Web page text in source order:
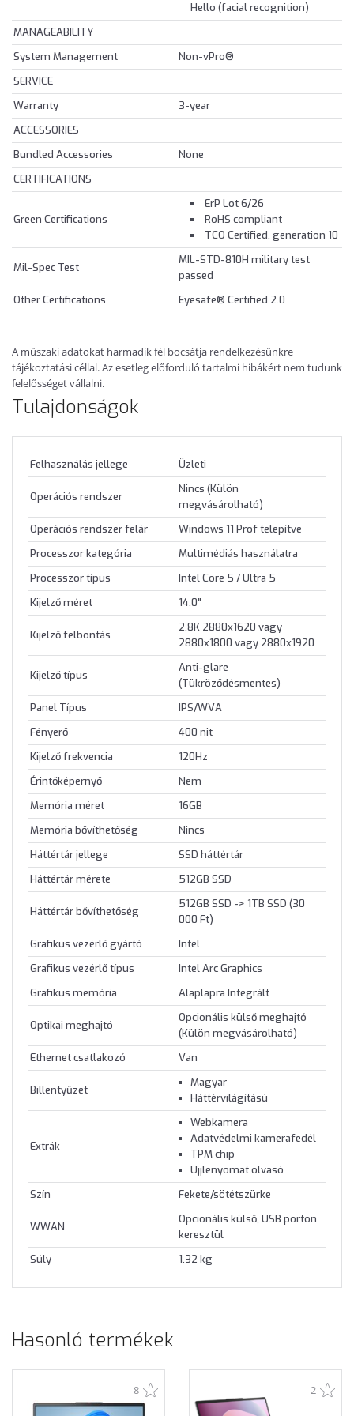
Hello (facial recognition)
MANAGEABILITY
System Management
Non-vPro®
SERVICE
Warranty
3-year
ACCESSORIES
Bundled Accessories
None
CERTIFICATIONS
Green Certifications
ErP Lot 6/26
RoHS compliant
TCO Certified, generation 10
Mil-Spec Test
MIL-STD-810H military test
passed
Other Certifications
Eyesafe® Certified 2.0
A műszaki adatokat harmadik fél bocsátja rendelkezésünkre
tájékoztatási céllal. Az esetleg előforduló tartalmi hibákért nem tudunk
felelősséget vállalni.
Tulajdonságok
Felhasználás jellege Üzleti
Operációs rendszer
Nincs (Külön
megvásárolható)
Operációs rendszer felár
Windows 11 Prof telepítve
Processzor kategória
Multimédiás használatra
Processzor típus
Intel Core 5 / Ultra 5
Kijelző méret
14.0"
Kijelző felbontás
2.8K 2880x1620 vagy
2880x1800 vagy 2880x1920
Kijelző típus
Anti-glare
(Tükröződésmentes)
Panel Típus
IPS/WVA
Fényerő
400 nit
Kijelző frekvencia
120Hz
Érintőképernyő
Nem
Memória méret
16GB
Memória bővíthetőség
Nincs
Háttértár jellege
SSD háttértár
Háttértár mérete
512GB SSD
Háttértár bővíthetőség
512GB SSD -> 1TB SSD (30
000 Ft)
Grafikus vezérlő gyártó
Intel
Grafikus vezérlő típus
Intel Arc Graphics
Grafikus memória
Alaplapra Integrált
Optikai meghajtó
Opcionális külső meghajtó
(Külön megvásárolható)
Ethernet csatlakozó
Van
Billentyűzet
Magyar
Háttérvilágítású
Extrák
Webkamera
Adatvédelmi kamerafedél
TPM chip
Ujjlenyomat olvasó
Szín
Fekete/sötétszürke
WWAN
Opcionális külső, USB porton
keresztül
Súly
1.32 kg
Hasonló termékek
8 2